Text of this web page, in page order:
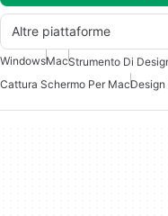
Altre piattaforme
WindowsMacStrumento Di
Cattura Schermo Per MacDesign